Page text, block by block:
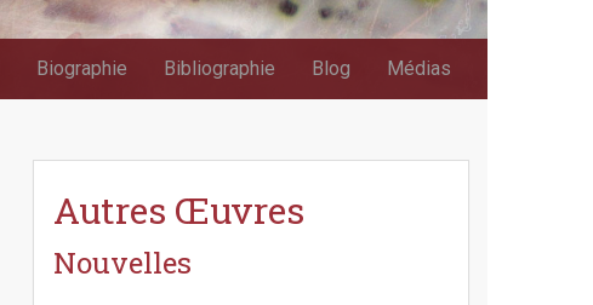
Biographie Bibliographie Blog Médias
Autres Œuvres
Nouvelles